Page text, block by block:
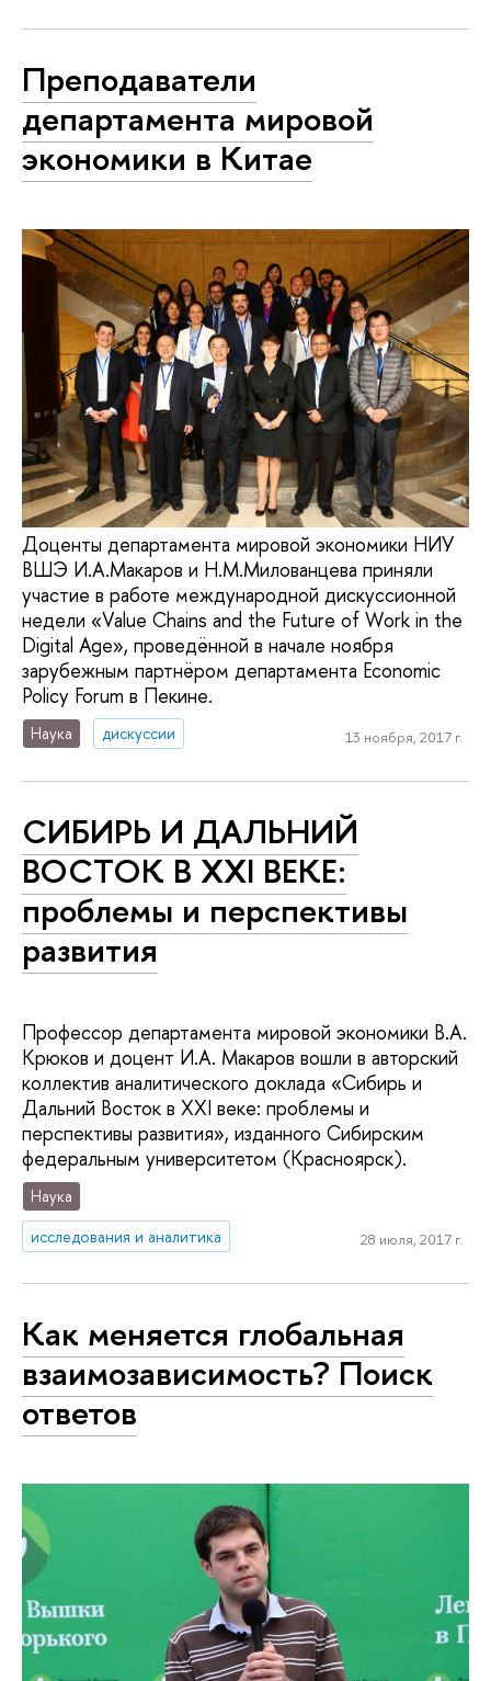
Преподаватели
департамента мировой
экономики в Китае
Доценты департамента мировой экономики НИУ
ВШЭ И.А.Макаров и Н.М.Милованцева приняли
участие в работе международной дискуссионной
недели «Value Chains and the Future of Work in the
Digital Age», проведённой в начале ноября
зарубежным партнёром департамента Economic
Policy Forum в Пекине.
Наука дискуссии 13 ноября, 2017 г.
СИБИРЬ И ДАЛЬНИЙ
ВОСТОК В XXI ВЕКЕ:
проблемы и перспективы
развития
Профессор департамента мировой экономики В.А.
Крюков и доцент И.А. Макаров вошли в авторский
коллектив аналитического доклада «Сибирь и
Дальний Восток в XXI веке: проблемы и
перспективы развития», изданного Сибирским
федеральным университетом (Красноярск).
Наука
исследования и аналитика
28 июля, 2017 г.
Как меняется глобальная
взаимозависимость? Поиск
ответов